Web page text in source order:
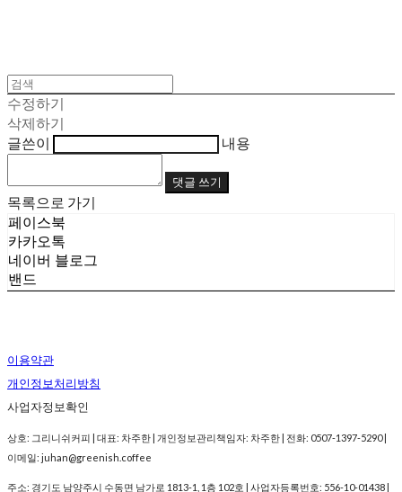
수정하기
삭제하기
글쓴이
내용
댓글 쓰기
목록으로 가기
페이스북
카카오톡
네이버 블로그
밴드
이용약관
개인정보처리방침
사업자정보확인
상호: 그리니쉬커피 | 대표: 차주한 | 개인정보관리책임자: 차주한 | 전화: 0507-1397-5290 |
이메일: juhan@greenish.coffee
주소: 경기도 남양주시 수동면 남가로 1813-1, 1층 102호 | 사업자등록번호: 556-10-01438 |